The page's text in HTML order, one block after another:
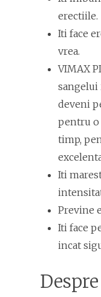
erectiile.
Iti face
vrea.
VIMAX
sangelui
deveni
pentru o
timp,
Iti
Previne
Iti face
incat